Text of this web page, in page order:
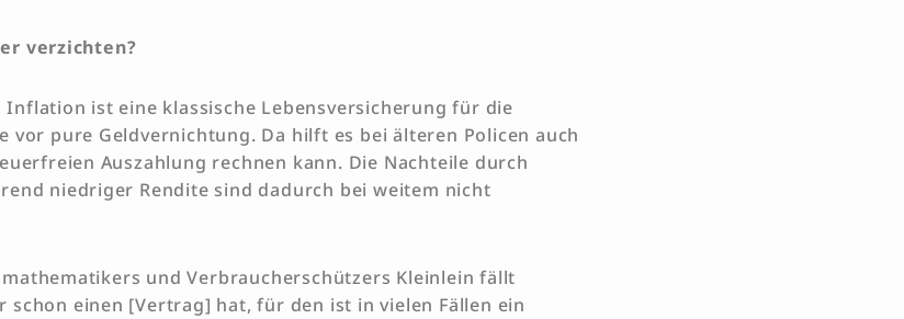
verzichten?
Inflation ist eine klassische Lebensversicherung für die
vor pure Geldvernichtung. Da hilft es bei älteren Policen auch
Auszahlung rechnen kann. Die Nachteile durch
niedriger Rendite sind dadurch bei weitem nicht
und Verbraucherschützers Kleinlein fällt
schon einen [Vertrag] hat, für den ist in vielen Fällen ein